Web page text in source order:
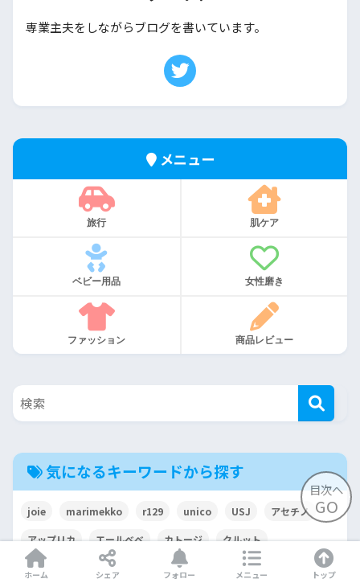
目次へ
GO
専業主夫をしながらブログを書いています。
メニュー
旅行 肌ケア
ベビー用品 女性磨き
ファッション 商品レビュー
気になるキーワードから探す
joie marimekko r129 unico USJ アセチノ
アップリカ エールベベ カトージ クルット
クルムーヴ クルリラ コンビ ジェラートピケ
ホーム シェア フォロー メニュー トップ